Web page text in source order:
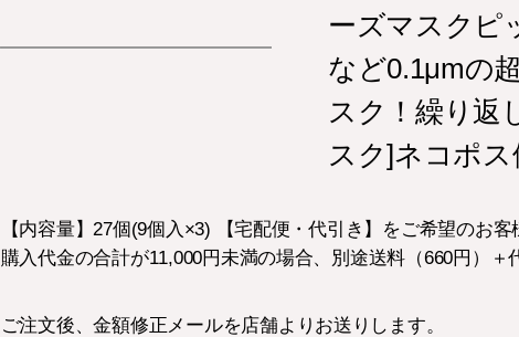
ーズマスクピ
など0.1μmの
スク！繰り返
スク]ネコポス
【内容量】27個(9個入×3) 【宅配便・代引き】をご希望のお
購入代金の合計が11,000円未満の場合、別途送料（660円）＋
ご注文後、金額修正メールを店舗よりお送りします。